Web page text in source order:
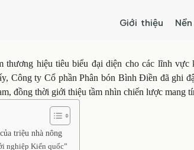
Giới thiệu
thương hiệu tiêu biểu đại diện cho các lĩnh
Công ty Cổ phần Phân bón Bình Điền đã ghi
đồng thời giới thiệu tầm nhìn chiến lược mang
triệu nhà nông
nghiệp Kiến quốc”